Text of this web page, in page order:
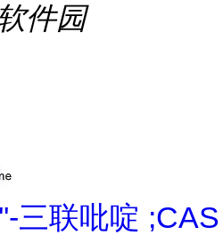
件园
三联吡啶 ;CAS